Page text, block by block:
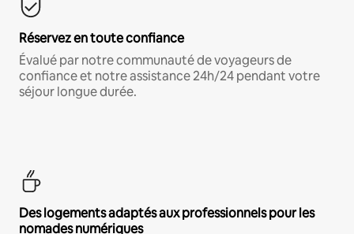
Réservez en toute confiance
Évalué par notre communauté de voyageurs de
confiance et notre assistance 24h/24 pendant votre
séjour longue durée.
Des logements adaptés aux professionnels pour les
nomades numériques